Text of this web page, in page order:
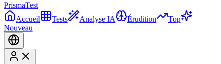
PrismaTest
Accueil
Tests Analyse IA Érudition
Top
Nouveau